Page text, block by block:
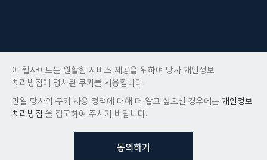
이 웹사이트는 원활한 서비스 제공을 위하여 당사 개인정보
처리방침에 명시된 쿠키를 사용합니다.
만일 당사의 쿠키 사용 정책에 대해 더 알고 싶으신 경우에는 개인정보
처리방침 을 참고하여 주시기 바랍니다.
동의하기